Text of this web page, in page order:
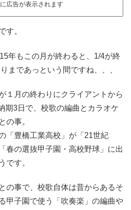
広告が表示されます
す。
年もこの月が終わると、1/4が終
まであっという間ですね、、、
１月の終わりにクライアントから
期3日で、校歌の編曲とカラオケ
の事。
「豊橋工業高校」が「21世紀
春の選抜甲子園・高校野球」に出
です。
の事で、校歌自体は昔からあるそ
甲子園で使う「吹奏楽」の編曲や